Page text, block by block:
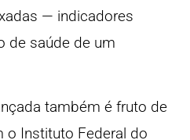
— indicadores
de saúde de um
também é fruto de
o Instituto Federal do